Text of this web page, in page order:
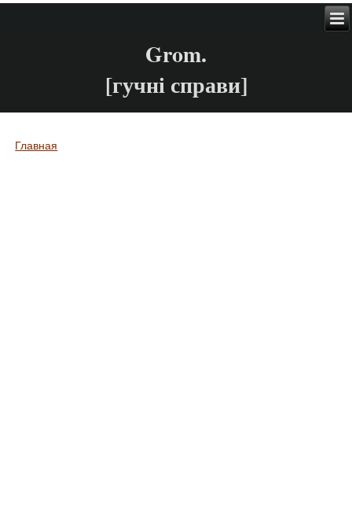
Grom.
[гучні справи]
Вы здесь
Главная